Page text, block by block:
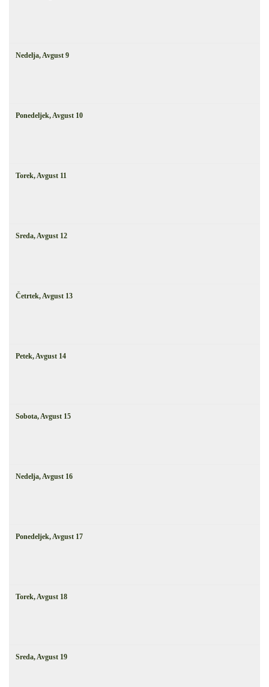
Nedelja,Avgust 9
Ponedeljek,Avgust 10
Torek,Avgust 11
Sreda,Avgust 12
Četrtek,Avgust 13
Petek,Avgust 14
Sobota,Avgust 15
Nedelja,Avgust 16
Ponedeljek,Avgust 17
Torek,Avgust 18
Sreda,Avgust 19